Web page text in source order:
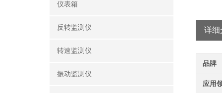
仪表箱
反转监测仪
转速监测仪
振动监测仪
详细
品牌
应用